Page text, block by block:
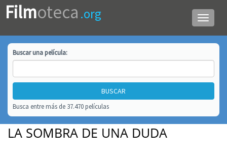
Menú
de
Filmoteca .org
Buscar unapelícula:
Busca entre más de 37.470 películas
LA SOMBRA DE UNA DUDA